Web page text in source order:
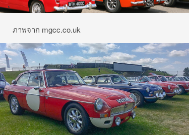
ภาพจาก mgcc.co.uk